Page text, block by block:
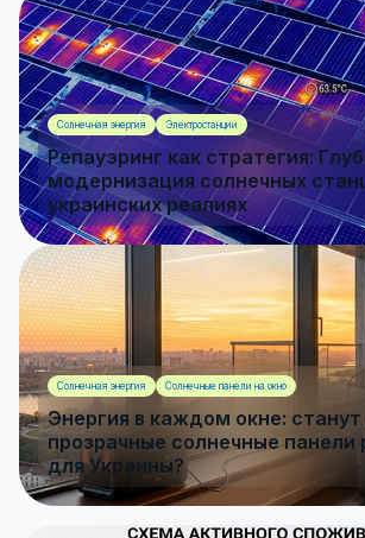
Солнечная энергия Электростанции
Репауэринг как стратегия:
модернизация солнечных
украинских реалиях
Солнечная энергия Солнечные панели на окно
Энергия в каждом окне: станут
прозрачные солнечные
для Украины?